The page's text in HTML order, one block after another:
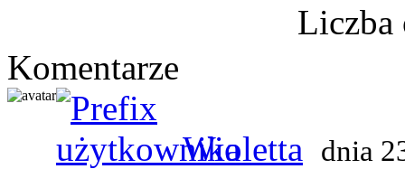
Liczba
Komentarze
Wioletta dnia